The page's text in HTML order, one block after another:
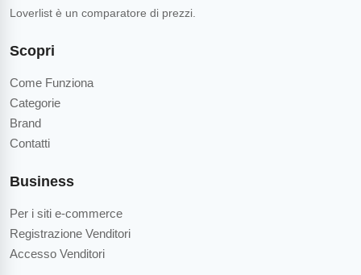
Scopri
Come Funziona
Categorie
Brand
Contatti
Business
Per i siti e-commerce
Registrazione Venditori
Accesso Venditori
Loverlist è un comparatore di prezzi.